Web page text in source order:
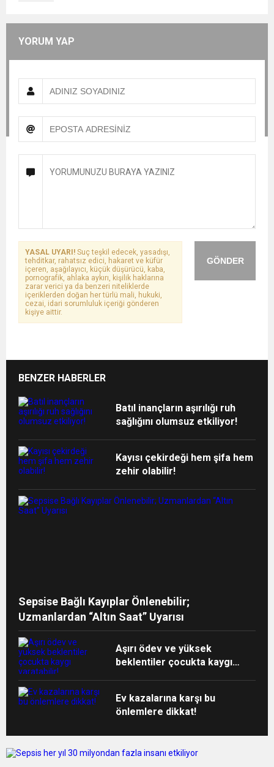
YORUM YAP
GÖNDER
YASAL UYARI! Suç teşkil edecek, yasadışı,
tehditkar, rahatsız edici, hakaret ve küfür
içeren, aşağılayıcı, küçük düşürücü, kaba,
pornografik, ahlaka aykırı, kişilik haklarına
zarar verici ya da benzeri niteliklerde
içeriklerden doğan her türlü mali, hukuki,
cezai, idari sorumluluk içeriği gönderen
kişiye aittir.
BENZER HABERLER
Batıl inançların aşırılığı ruh
sağlığını olumsuz etkiliyor!
Kayısı çekirdeği hem şifa hem
zehir olabilir!
Sepsise Bağlı Kayıplar Önlenebilir;
Uzmanlardan “Altın Saat” Uyarısı
Aşırı ödev ve yüksek
beklentiler çocukta kaygı
Ev kazalarına karşı bu
önlemlere dikkat!